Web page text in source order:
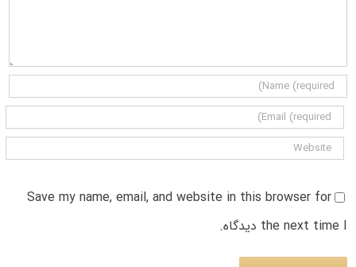
Save my name, email, and website in this browser for
the next time I دیدگاه.